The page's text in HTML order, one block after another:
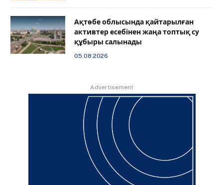
Ақтөбе облысында қайтарылған
активтер есебінен жаңа топтық су
құбыры салынады
05.08.2026
Advertisement